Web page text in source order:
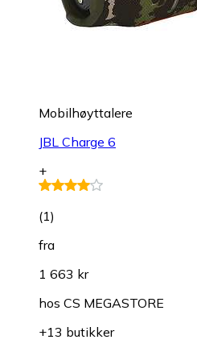
Mobilhøyttalere
JBL Charge 6
+
(1)
fra
1 663 kr
hos CS MEGASTORE
+13 butikker